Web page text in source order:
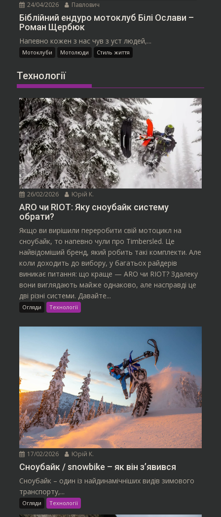
24/04/2026 Павлович
Біблійний ендуро мотоклуб Білі Ослави –
Роман Щербюк
Напевно кожен з нас чув з уст людей,...
Мотоклуби Мотолюди Стиль життя
Технології
26/02/2026 Юрій К.
ARO чи RIOT: Яку сноубайк систему
обрати?
Якщо ви вирішили переробити свій мотоцикл на
сноубайк, то напевно чули про Timbersled. Це
найвідоміший бренд, який робить такі комплекти. Але
коли доходить до вибору, у багатьох райдерів
виникає питання: що краще — ARO чи RIOT? Здалеку
вони виглядають майже однаково, але насправді це
дві різні системи. Давайте...
Огляди Технології
17/02/2026 Юрій К.
Сноубайк / snowbike – як він з’явився
Сноубайк – один із найдинамічніших видів зимового
транспорту,...
Огляди Технології